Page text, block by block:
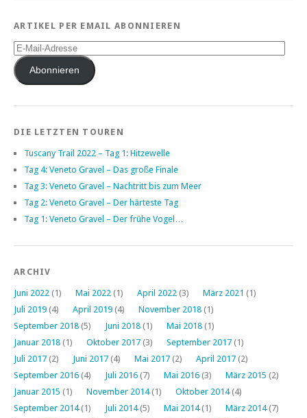
ARTIKEL PER EMAIL ABONNIEREN
E-
Mail-
AdresseAbonnieren
DIE LETZTEN TOUREN
Tuscany Trail 2022 – Tag 1: Hitzewelle
Tag 4: Veneto Gravel – Das große Finale
Tag 3: Veneto Gravel – Nachtritt bis zum Meer
Tag 2: Veneto Gravel – Der härteste Tag
Tag 1: Veneto Gravel – Der frühe Vogel…
ARCHIV
Juni 2022 (1) Mai 2022 (1) April 2022 (3) März 2021 (1)
Juli 2019 (4) April 2019 (4) November 2018 (1)
September 2018 (5) Juni 2018 (1) Mai 2018 (1)
Januar 2018 (1) Oktober 2017 (3) September 2017 (1)
Juli 2017 (2) Juni 2017 (4) Mai 2017 (2) April 2017 (2)
September 2016 (4) Juli 2016 (7) Mai 2016 (3) März 2015 (2)
Januar 2015 (1) November 2014(1) Oktober 2014(4)
September 2014(1) Juli 2014(5) Mai 2014(1) März 2014(7)